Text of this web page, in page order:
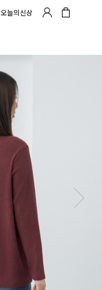
오늘의신상